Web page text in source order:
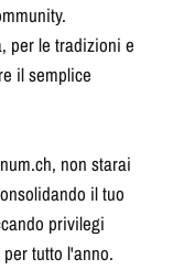
per le tradizioni e
il semplice
non starai
il tuo
privilegi
tutto l'anno.